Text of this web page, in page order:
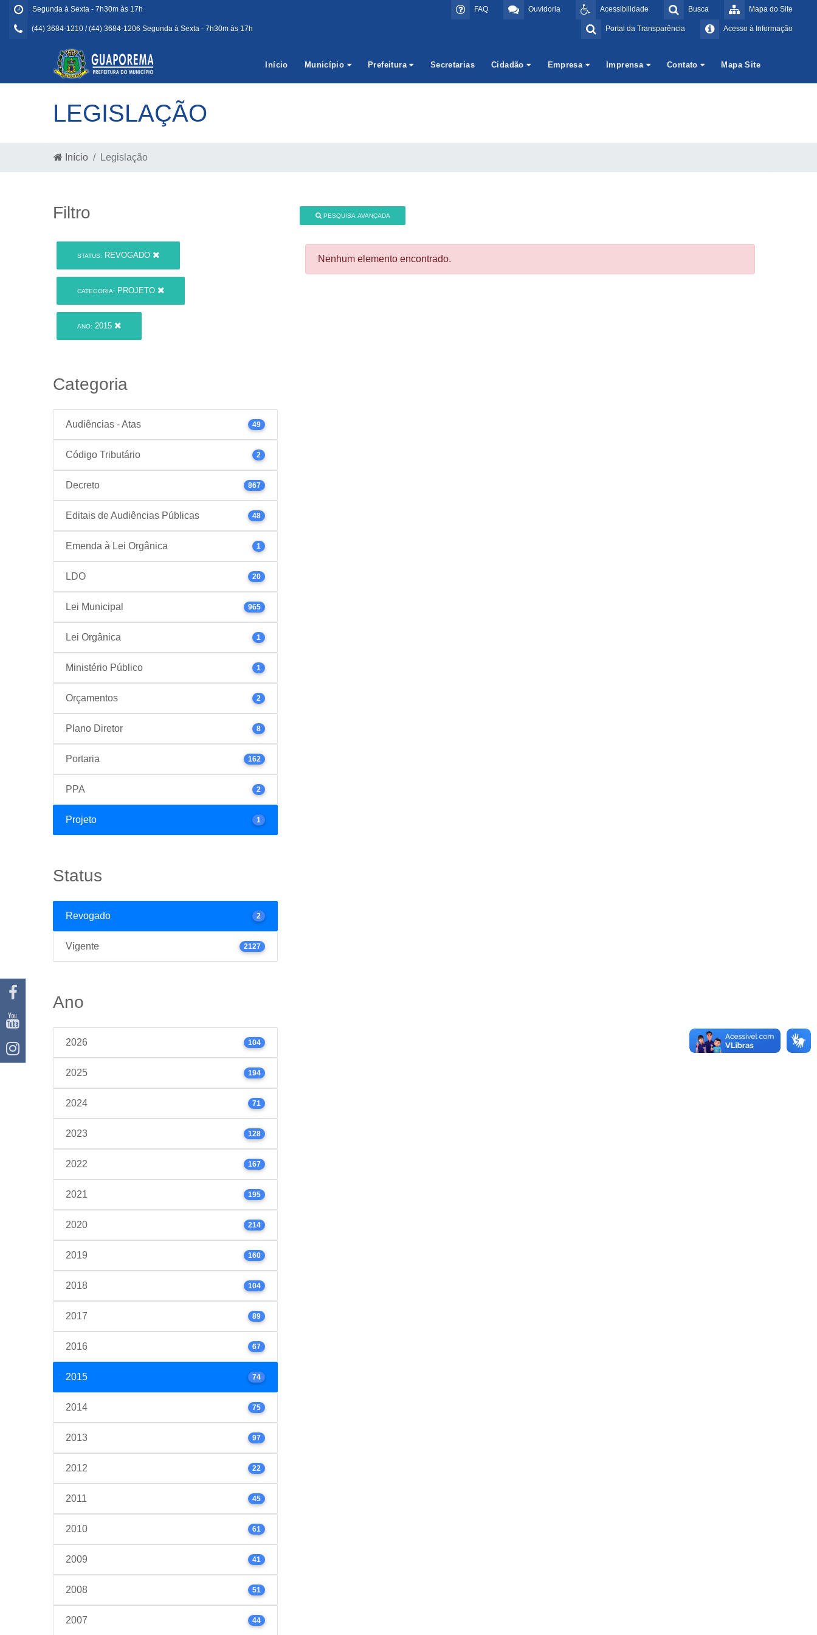
Segunda à Sexta - 7h30m às 17h
(44) 3684-1210 / (44) 3684-1206 Segunda à Sexta - 7h30m às 17h
Mapa do Site
Busca
Acessibilidade
Ouvidoria
FAQ
Acesso à Informação
Portal da Transparência
Início Município Prefeitura Secretarias Cidadão Empresa Imprensa Contato Mapa Site
LEGISLAÇÃO
Início Legislação
Filtro
STATUS: REVOGADO
CATEGORIA: PROJETO
ANO: 2015
Categoria
Audiências - Atas 49
Código Tributário 2
Decreto 867
Editais de Audiências Públicas 48
Emenda à Lei Orgânica 1
LDO 20
Lei Municipal 965
Lei Orgânica 1
Ministério Público 1
Orçamentos 2
Plano Diretor 8
Portaria 162
PPA 2
Projeto 1
Status
Revogado 2
Vigente 2127
Ano
2026 104
2025 194
2024 71
2023 128
2022 167
2021 195
2020 214
2019 160
2018 104
2017 89
2016 67
2015 74
2014 75
2013 97
2012 22
2011 45
2010 61
2009 41
2008 51
2007 44
PESQUISA AVANÇADA
Nenhum elemento encontrado.